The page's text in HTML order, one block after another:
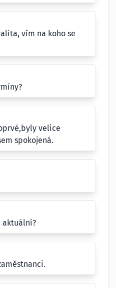
vím na koho se
velice
spokojená.
aktuální?